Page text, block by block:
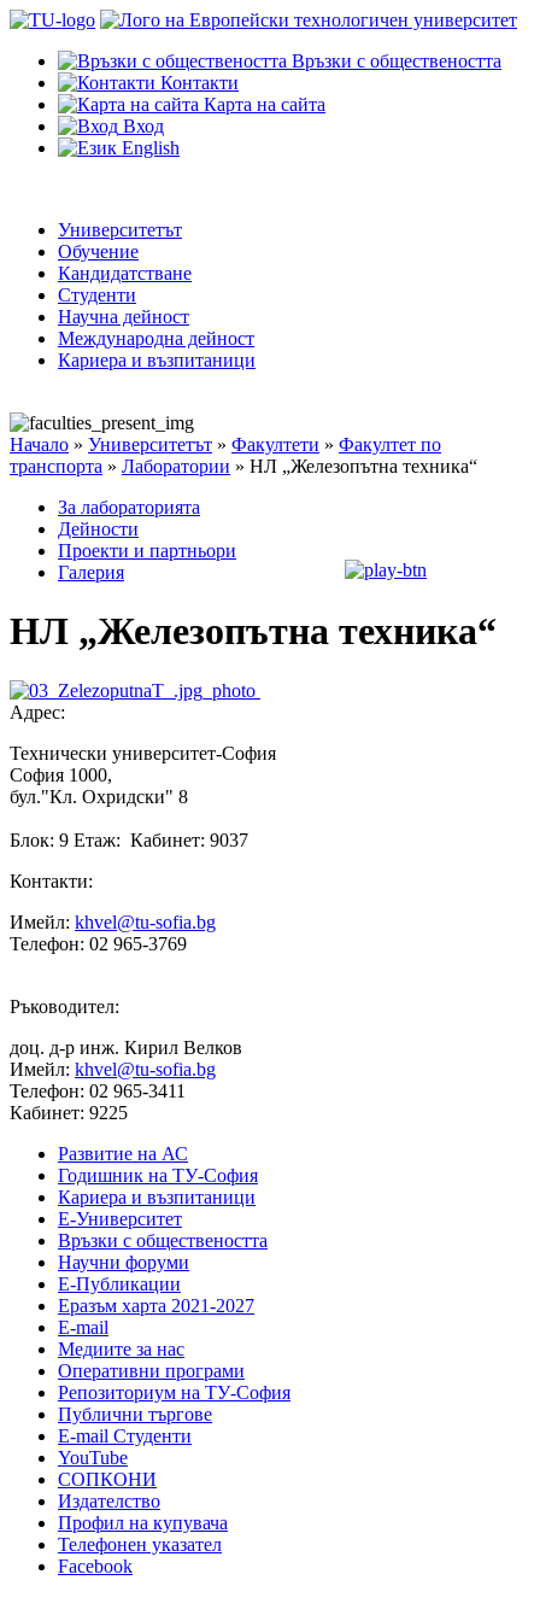
Връзки с обществеността
Контакти
Карта на сайта
Вход
English
Университетът
Обучение
Кандидатстване
Студенти
Научна дейност
Международна дейност
Кариера и възпитаници
Начало » Университетът » Факултети » Факултет по
транспорта » Лаборатории » НЛ „Железопътна техника“
За лабораторията
Дейности
Проекти и партньори
Галерия
НЛ „Железопътна техника“
Адрес:
Технически университет-София
София 1000,
бул."Кл. Охридски" 8
Блок: 9 Етаж: Кабинет: 9037
Контакти:
Имейл: khvel@tu-sofia.bg
Телефон: 02 965-3769
Ръководител:
доц. д-р инж. Кирил Велков
Имейл: khvel@tu-sofia.bg
Телефон: 02 965-3411
Кабинет: 9225
Развитие на АС
Годишник на ТУ-София
Кариера и възпитаници
Е-Университет
Връзки с обществеността
Научни форуми
Е-Публикации
Еразъм харта 2021-2027
E-mail
Медиите за нас
Оперативни програми
Репозиториум на ТУ-София
Публични търгове
Е-mail Студенти
YouTube
СОПКОНИ
Издателство
Профил на купувача
Телефонен указател
Facebook